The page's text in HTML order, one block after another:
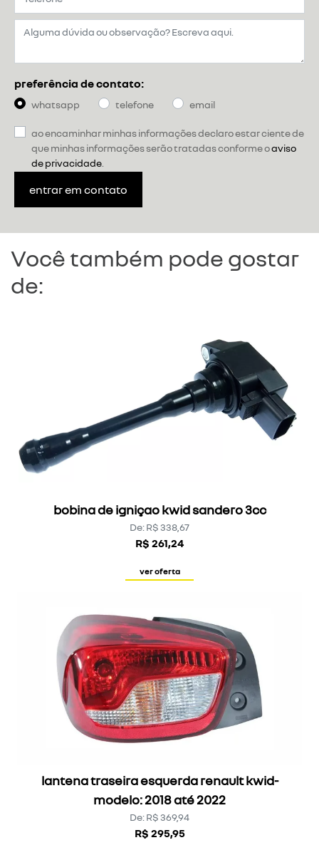
preferência de contato:
whatsapp telefone email
ao encaminhar minhas informações declaro estar ciente de
que minhas informações serão tratadas conforme oaviso
de privacidade
entrar em contato
Você também pode gostar
de:
bobina de igniçao kwid sandero 3cc
De: R$ 338,67
R$ 261,24
ver oferta
lantena traseira esquerda renault kwid-
modelo: 2018 até 2022
De: R$ 369,94
R$ 295,95